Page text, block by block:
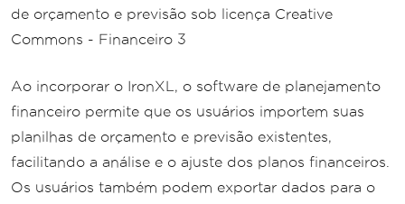
de orçamento e previsão sob licença Creative
Commons - Financeiro 3
Ao incorporar o IronXL, o software de planejamento
financeiro permite que os usuários importem suas
planilhas de orçamento e previsão existentes,
facilitando a análise e o ajuste dos planos financeiros.
Os usuários também podem exportar dados para o